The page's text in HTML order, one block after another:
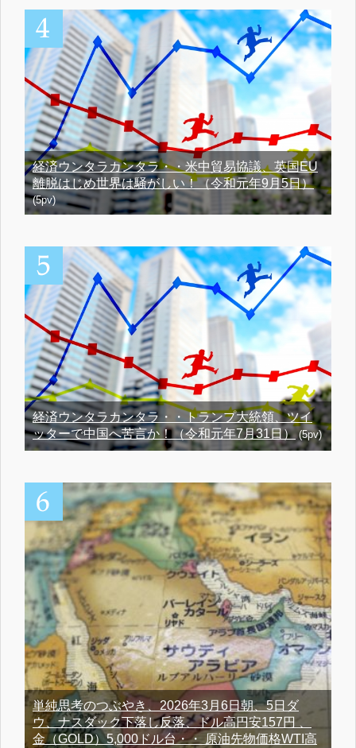
経済ウンタラカンタラ・・米中貿易協議、英国EU
離脱はじめ世界は騒がしい！（令和元年9月5日）
(5pv)
経済ウンタラカンタラ・・トランプ大統領、ツイ
ッターで中国へ苦言か！（令和元年7月31日） (5pv)
単純思考のつぶやき、2026年3月6日朝、5日ダ
ウ、ナスダック下落し反落、ドル高円安157円 、
金（GOLD）5,000ドル台・・ 原油先物価格WTI高